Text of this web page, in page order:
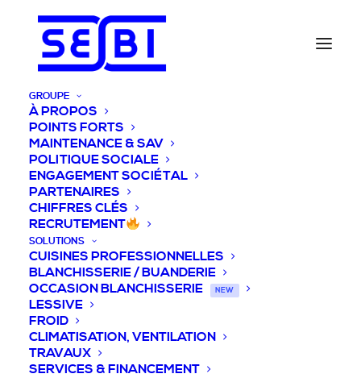
GROUPE
À PROPOS
POINTS FORTS
MAINTENANCE & SAV
POLITIQUE SOCIALE
ENGAGEMENT SOCIÉTAL
PARTENAIRES
CHIFFRES CLÉS
RECRUTEMENT
SOLUTIONS
CUISINES PROFESSIONNELLES
BLANCHISSERIE / BUANDERIE
OCCASION BLANCHISSERIE
NEW
LESSIVE
FROID
CLIMATISATION, VENTILATION
TRAVAUX
SERVICES & FINANCEMENT